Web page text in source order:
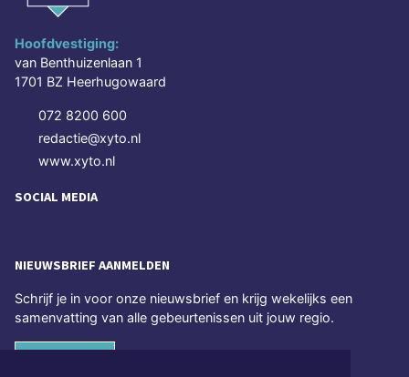
Hoofdvestiging:
van Benthuizenlaan 1
1701 BZ Heerhugowaard
072 8200 600
redactie@xyto.nl
www.xyto.nl
SOCIAL MEDIA
NIEUWSBRIEF AANMELDEN
Schrijf je in voor onze nieuwsbrief en krijg wekelijks een
samenvatting van alle gebeurtenissen uit jouw regio.